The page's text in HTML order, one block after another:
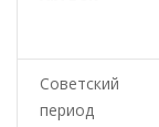
Советский
период